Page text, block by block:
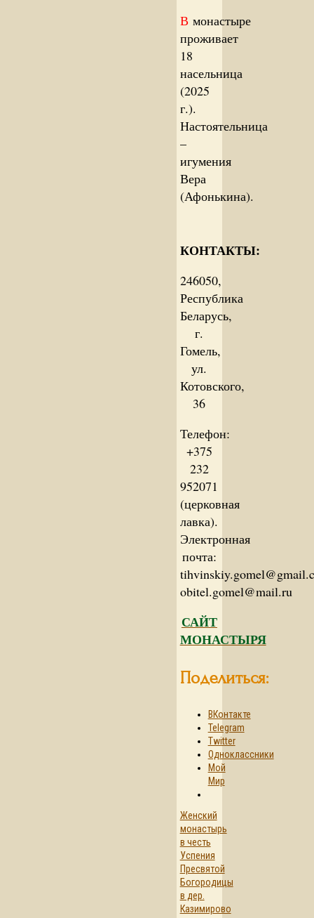
В монастыре
проживает
18
насельница
(2025
г.).
Настоятельница
–
игумения
Вера
(Афонькина).
КОНТАКТЫ:
246050,
Республика
Беларусь,
г.
Гомель,
ул.
Котовского,
36
Телефон:
+375
232
952071
(церковная
лавка).
Электронная
почта:
obitel.gomel@mail.ru
САЙТ
МОНАСТЫРЯ
Поделиться:
ВКонтакте
Telegram
Twitter
Одноклассники
Мой
Мир
Женский
монастырь
в честь
Успения
Пресвятой
Богородицы
в дер.
Казимирово